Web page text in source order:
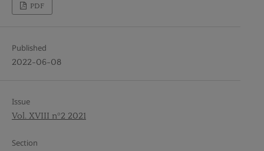
PDF
Published
2022-06-08
Issue
Vol. XVIII nº2 2021
Section